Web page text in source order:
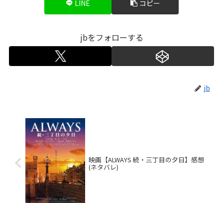
LINE コピー
jbをフォローする
jb
映画【ALWAYS 続・三丁目の夕日】感想
(ネタバレ)